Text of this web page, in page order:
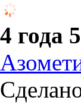
4 года